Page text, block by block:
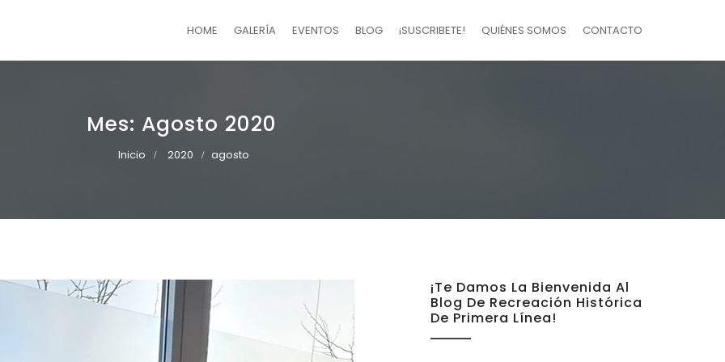
HOME GALERÍA EVENTOS BLOG ¡SUSCRIBETE! QUIÉNES SOMOS CONTACTO
Mes: Agosto 2020
Inicio 2020 agosto
¡Te Damos La Bienvenida Al
Blog De Recreación Histórica
De Primera Línea!